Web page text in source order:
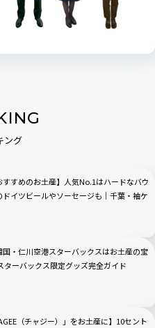
ング
すすめのお土産】人気No.1はハードなバウ
イツビールやソーセージも｜千葉・袖ケ
国・仁川空港スターバックスはお土産の宝
ターバックス限定グッズ完全ガイド
（チャジー）」をお土産に】10セント